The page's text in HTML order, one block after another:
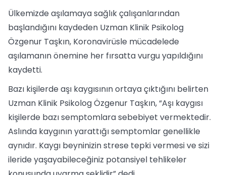
Ülkemizde aşılamaya sağlık çalışanlarından
başlandığını kaydeden Uzman Klinik Psikolog
Özgenur Taşkın, Koronavirüsle mücadelede
aşılamanın önemine her fırsatta vurgu yapıldığını
kaydetti.
Bazı kişilerde aşı kaygısının ortaya çıktığını belirten
Uzman Klinik Psikolog Özgenur Taşkın, “Aşı kaygısı
kişilerde bazı semptomlara sebebiyet vermektedir.
Aslında kaygının yarattığı semptomlar genellikle
aynıdır. Kaygı beyninizin strese tepki vermesi ve sizi
ileride yaşayabileceğiniz potansiyel tehlikeler